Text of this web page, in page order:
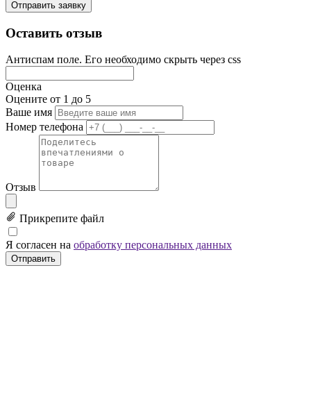
Отправить заявку
Оставить отзыв
Антиспам поле. Его необходимо скрыть через css
Оценка
Оцените от 1 до 5
Ваше имя
Номер телефона
Отзыв
Прикрепите файл
Я согласен на обработку персональных данных